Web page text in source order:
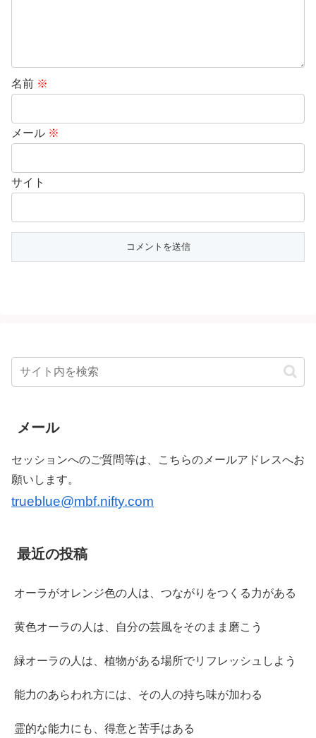
名前 ※
メール ※
サイト
メール
セッションへのご質問等は、こちらのメールアドレスへお
願いします。
trueblue@mbf.nifty.com
最近の投稿
オーラがオレンジ色の人は、つながりをつくる力がある
黄色オーラの人は、自分の芸風をそのまま磨こう
緑オーラの人は、植物がある場所でリフレッシュしよう
能力のあらわれ方には、その人の持ち味が加わる
霊的な能力にも、得意と苦手はある